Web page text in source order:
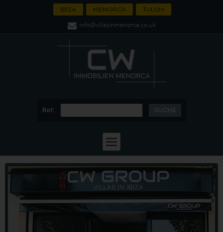
IBIZA MENORCA TULUM
Ref: